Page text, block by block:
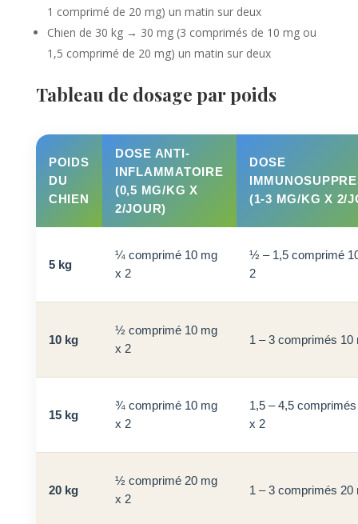
1 comprimé de 20 mg) un matin sur deux
Chien de 30 kg → 30 mg (3 comprimés de 10 mg ou
1,5 comprimé de 20 mg) un matin sur deux
Tableau de dosage par poids
POIDS
DU
CHIEN
DOSE ANTI-
INFLAMMATOIRE
(0,5 MG/KG X
2/JOUR)
DOSE
(1-3 MG/KG X 2/
5 kg
¼ comprimé 10 mg
x 2
½ – 1,5 comprimé
2
10 kg
½ comprimé 10 mg
x 2
1 – 3 comprimés 10
15 kg
¾ comprimé 10 mg
x 2
1,5 – 4,5
x 2
20 kg
½ comprimé 20 mg
x 2
1 – 3 comprimés 20